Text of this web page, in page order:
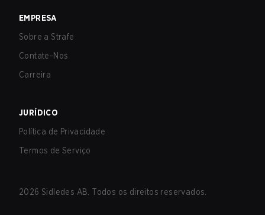
EMPRESA
Sobre a Strafe
Contate-Nos
Carreira
JURÍDICO
Política de Privacidade
Termos de Serviço
2026 Sidledes AB. Todos os direitos reservados.